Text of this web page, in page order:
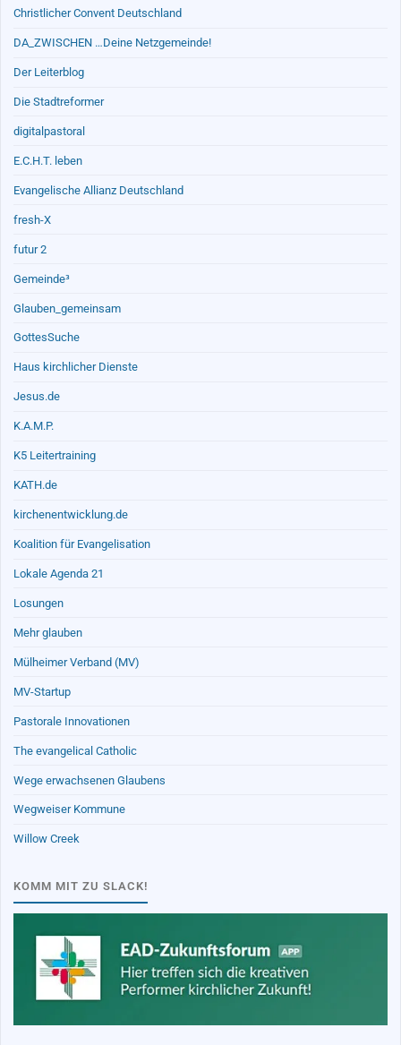
Christlicher Convent Deutschland
DA_ZWISCHEN …Deine Netzgemeinde!
Der Leiterblog
Die Stadtreformer
digitalpastoral
E.C.H.T. leben
Evangelische Allianz Deutschland
fresh-X
futur 2
Gemeinde³
Glauben_gemeinsam
GottesSuche
Haus kirchlicher Dienste
Jesus.de
K.A.M.P.
K5 Leitertraining
KATH.de
kirchenentwicklung.de
Koalition für Evangelisation
Lokale Agenda 21
Losungen
Mehr glauben
Mülheimer Verband (MV)
MV-Startup
Pastorale Innovationen
The evangelical Catholic
Wege erwachsenen Glaubens
Wegweiser Kommune
Willow Creek
KOMM MIT ZU SLACK!